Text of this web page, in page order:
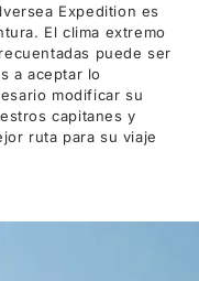
Expedition es
El clima extremo
puede ser
a aceptar lo
modificar su
capitanes y
ruta para su viaje